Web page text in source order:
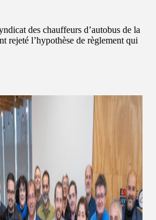
des chauffeurs d’autobus de la
rejeté l’hypothèse de règlement qui